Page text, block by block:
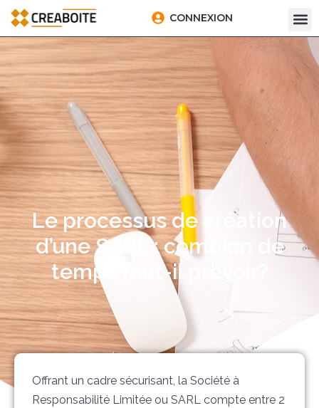
CONNEXION
Le processus de création
d’une SARL : combien de
temps faut-il prévoir?
Offrant un cadre sécurisant, la Société à
Responsabilité Limitée ou SARL compte entre 2